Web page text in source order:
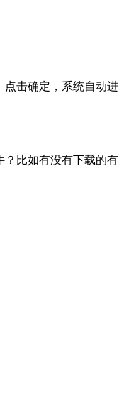
点击确定，系统自动进
？比如有没有下载的有